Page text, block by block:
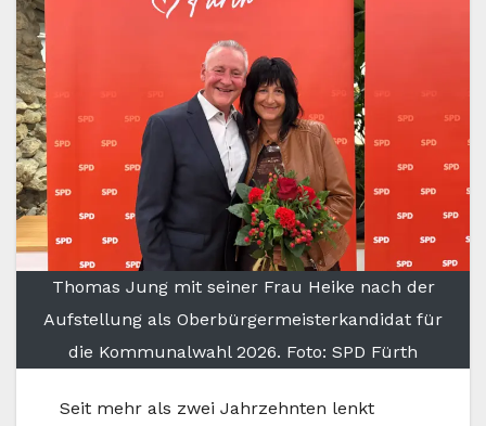
Thomas Jung mit seiner Frau Heike nach der
Aufstellung als Oberbürgermeisterkandidat für
die Kommunalwahl 2026. Foto: SPD Fürth
Seit mehr als zwei Jahrzehnten lenkt